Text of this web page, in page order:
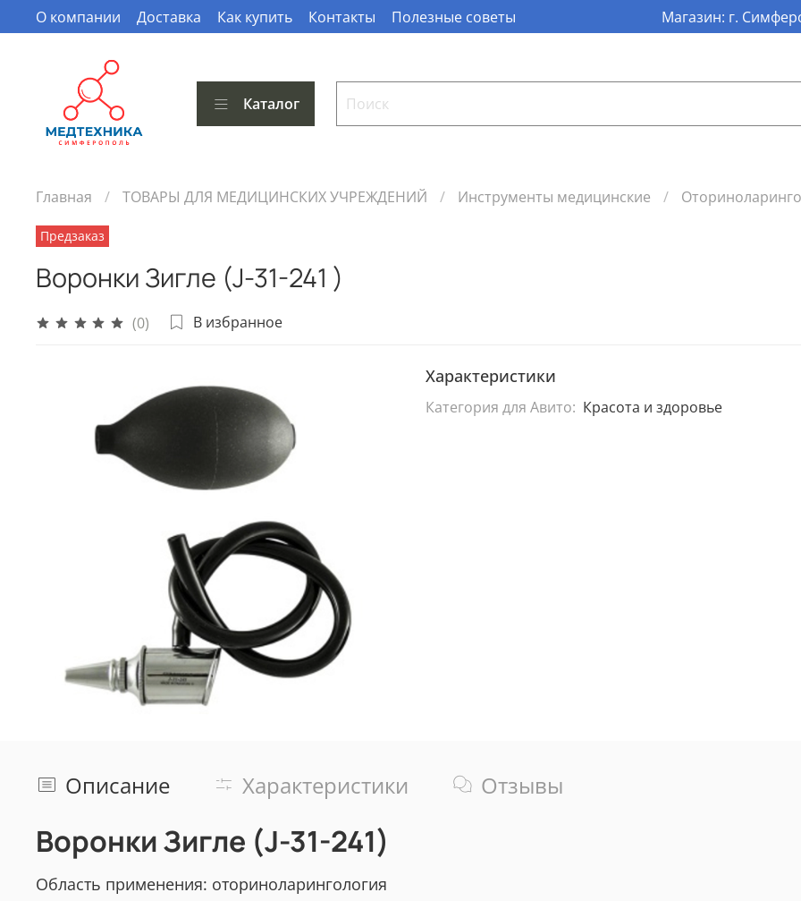
О компании Доставка Как купить Контакты Полезные советы Магазин: г.
Каталог
Главная ТОВАРЫ ДЛЯ МЕДИЦИНСКИХ УЧРЕЖДЕНИЙ Инструменты медицинские
Предзаказ
Воронки Зигле (J-31-241 )
(0) В избранное
Характеристики
Категория для Авито: Красота и здоровье
Описание Характеристики Отзывы
Воронки Зигле (J-31-241)
Область применения: оториноларингология